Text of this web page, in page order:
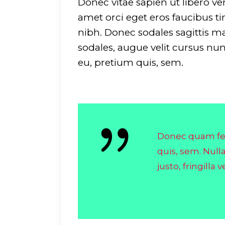
on line751
Warning:
Donec vitae sapien ut libero
amet orci eget eros faucibus
nibh. Donec sodales sagittis
sodales, augue velit cursus
eu, pretium quis, sem.
Donec quam
quis, sem.
justo, fringilla